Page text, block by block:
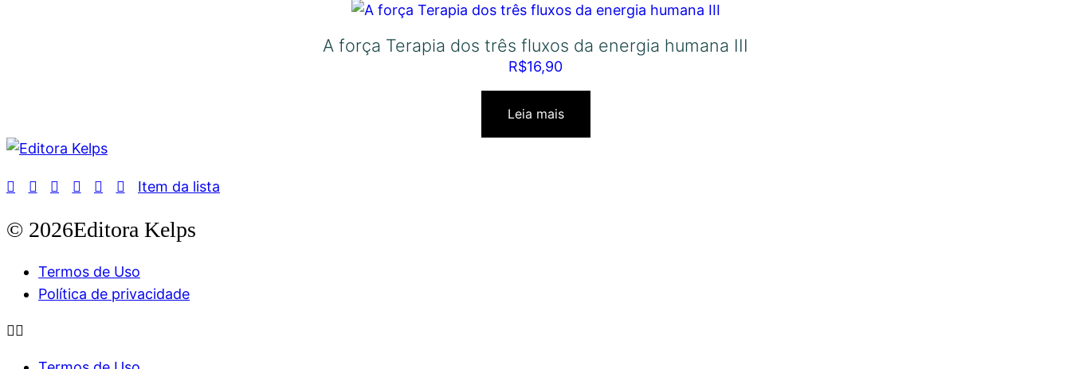
A força Terapia dos três fluxos da energia humana III
R$16,90
Leia mais
Item da lista
© 2026Editora Kelps
Termos de Uso
Política de privacidade